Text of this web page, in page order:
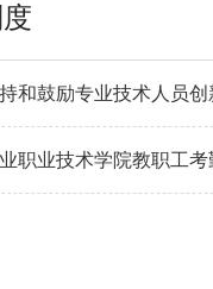
和鼓励专业技术人员
职业技术学院教职工